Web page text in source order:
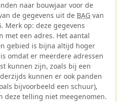
naar bouwjaar voor de
de gegevens uit de BAG van
Merk op: deze gegevens
met een adres. Het aantal
gebied is bijna altijd hoger
omdat er meerdere adressen
kunnen zijn, zoals bij een
kunnen er ook panden
bijvoorbeeld een schuur),
deze telling niet meegenomen.